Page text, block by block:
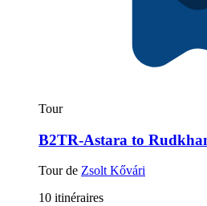
Tour
B2TR-Astara to
Tour de Zsolt Kővári
10 itinéraires